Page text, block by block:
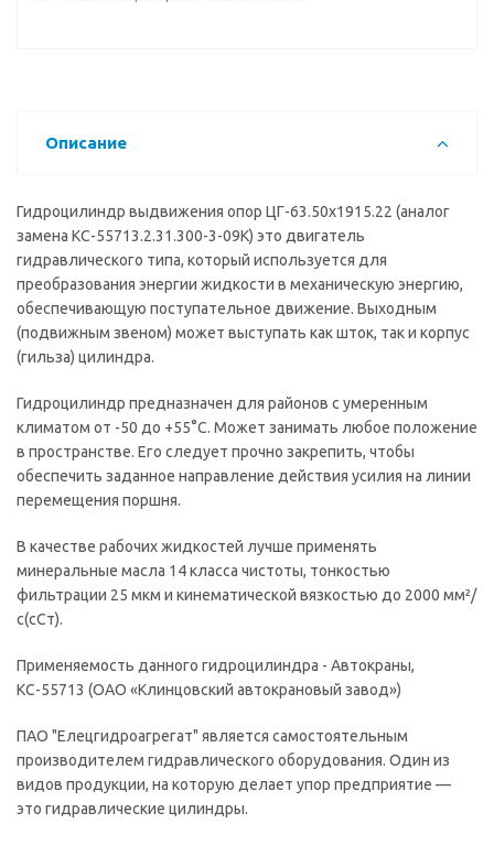
Описание
Гидроцилиндр выдвижения опор ЦГ-63.50х1915.22 (аналог
замена КС-55713.2.31.300-3-09К) это двигатель
гидравлического типа, который используется для
преобразования энергии жидкости в механическую энергию,
обеспечивающую поступательное движение. Выходным
(подвижным звеном) может выступать как шток, так и корпус
(гильза) цилиндра.
Гидроцилиндр предназначен для районов с умеренным
климатом от -50 до +55°С. Может занимать любое положение
в пространстве. Его следует прочно закрепить, чтобы
обеспечить заданное направление действия усилия на линии
перемещения поршня.
В качестве рабочих жидкостей лучше применять
минеральные масла 14 класса чистоты, тонкостью
фильтрации 25 мкм и кинематической вязкостью до 2000 мм²/
с(сСт).
Применяемость данного гидроцилиндра - Автокраны,
КС-55713 (ОАО «Клинцовский автокрановый завод»)
ПАО "Елецгидроагрегат" является самостоятельным
производителем гидравлического оборудования. Один из
видов продукции, на которую делает упор предприятие —
это гидравлические цилиндры.